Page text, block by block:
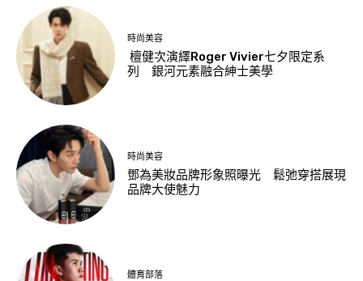
時尚美容
檀健次演繹Roger Vivier七夕限定系
列 銀河元素融合紳士美學
時尚美容
鄧為美妝品牌形象照曝光 鬆弛穿搭展現
品牌大使魅力
體育部落